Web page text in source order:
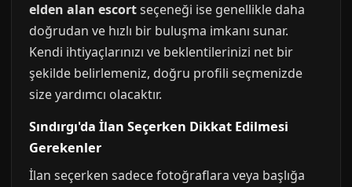
elden alan escortseçeneği ise genellikle daha
doğrudan ve hızlı bir buluşma imkanı sunar.
Kendi ihtiyaçlarınızı ve beklentilerinizi net bir
şekilde belirlemeniz, doğru profili seçmenizde
size yardımcı olacaktır.
Sındırgı'da İlan Seçerken Dikkat Edilmesi
Gerekenler
İlan seçerken sadece fotoğraflara veya başlığa